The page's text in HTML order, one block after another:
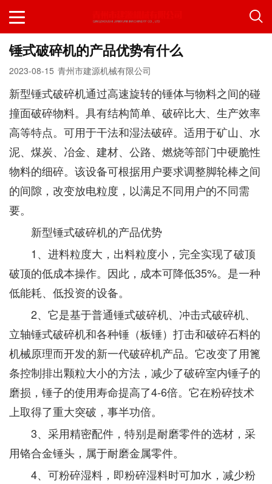
锤式破碎机的产品优势有什么
2023-08-15 青州市建源机械有限公司
新型锤式破碎机通过高速旋转的锤体与物料之间的碰
撞面破碎物料。具有结构简单、破碎比大、生产效率
高等特点。可用于干法和湿法破碎。适用于矿山、水
泥、煤炭、冶金、建材、公路、燃烧等部门中硬脆性
物料的细碎。该设备可根据用户要求调整脚轮棒之间
的间隙，改变放电粒度，以满足不同用户的不同需
要。
新型锤式破碎机的产品优势
1、进料粒度大，出料粒度小，完全实现了破顶
破顶的低成本操作。因此，成本可降低35%。是一种
低能耗、低投资的设备。
2、它是基于普通锤式破碎机、冲击式破碎机、
立轴锤式破碎机和各种锤（板锤）打击和破碎石料的
机械原理而开发的新一代破碎机产品。它改变了用篦
条控制排出颗粒大小的方法，减少了破碎室内锤子的
磨损，锤子的使用寿命提高了4-6倍。它在粉碎技术
上取得了重大突破，事半功倍。
3、采用精密配件，特别是耐磨零件的选材，采
用铬合金锤头，属于耐磨金属零件。
4、可粉碎湿料，即粉碎湿料时可加水，减少粉